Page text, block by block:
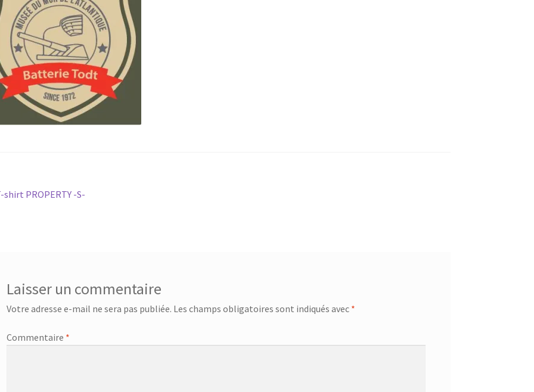
shirt PROPERTY -S-
Laisser un commentaire
Votre adresse e-mail ne sera pas publiée. Les champs obligatoires sont indiqués avec *
Commentaire *